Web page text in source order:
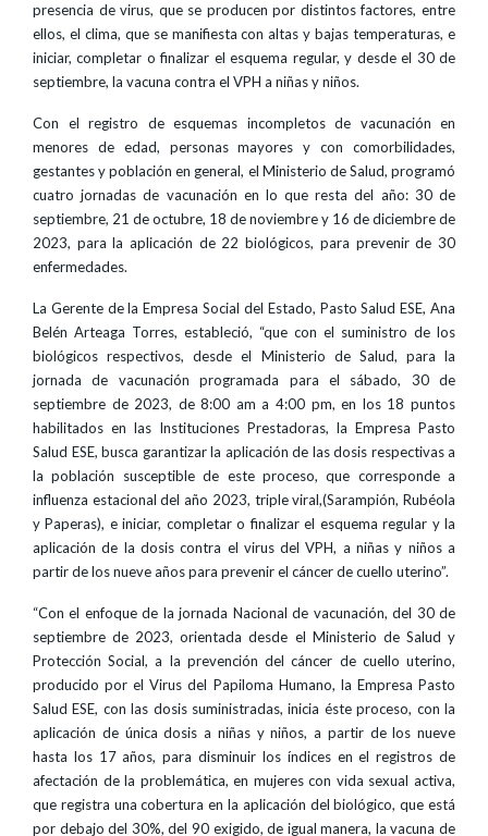
presencia de virus, que se producen por distintos factores, entre
ellos, el clima, que se manifiesta con altas y bajas temperaturas, e
iniciar, completar o finalizar el esquema regular, y desde el 30 de
septiembre, la vacuna contra el VPH a niñas y niños.
Con el registro de esquemas incompletos de vacunación en
menores de edad, personas mayores y con comorbilidades,
gestantes y población en general, el Ministerio de Salud, programó
cuatro jornadas de vacunación en lo que resta del año: 30 de
septiembre, 21 de octubre, 18 de noviembre y 16 de diciembre de
2023, para la aplicación de 22 biológicos, para prevenir de 30
enfermedades.
La Gerente de la Empresa Social del Estado, Pasto Salud ESE, Ana
Belén Arteaga Torres, estableció, “que con el suministro de los
biológicos respectivos, desde el Ministerio de Salud, para la
jornada de vacunación programada para el sábado, 30 de
septiembre de 2023, de 8:00 am a 4:00 pm, en los 18 puntos
habilitados en las Instituciones Prestadoras, la Empresa Pasto
Salud ESE, busca garantizar la aplicación de las dosis respectivas a
la población susceptible de este proceso, que corresponde a
influenza estacional del año 2023, triple viral,(Sarampión, Rubéola
y Paperas), e iniciar, completar o finalizar el esquema regular y la
aplicación de la dosis contra el virus del VPH, a niñas y niños a
partir de los nueve años para prevenir el cáncer de cuello uterino”.
“Con el enfoque de la jornada Nacional de vacunación, del 30 de
septiembre de 2023, orientada desde el Ministerio de Salud y
Protección Social, a la prevención del cáncer de cuello uterino,
producido por el Virus del Papiloma Humano, la Empresa Pasto
Salud ESE, con las dosis suministradas, inicia éste proceso, con la
aplicación de única dosis a niñas y niños, a partir de los nueve
hasta los 17 años, para disminuir los índices en el registros de
afectación de la problemática, en mujeres con vida sexual activa,
que registra una cobertura en la aplicación del biológico, que está
por debajo del 30%, del 90 exigido, de igual manera, la vacuna de